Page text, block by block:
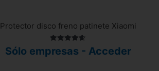
Protector disco freno patinete Xiaomi
con
Sólo empresas - Acceder